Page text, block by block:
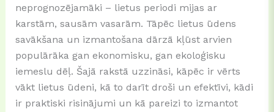
neprognozējamāki – lietus periodi mijas ar
karstām, sausām vasarām. Tāpēc lietus ūdens
savākšana un izmantošana dārzā kļūst arvien
populārāka gan ekonomisku, gan ekoloģisku
iemeslu dēļ. Šajā rakstā uzzināsi, kāpēc ir vērts
vākt lietus ūdeni, kā to darīt droši un efektīvi, kādi
ir praktiski risinājumi un kā pareizi to izmantot